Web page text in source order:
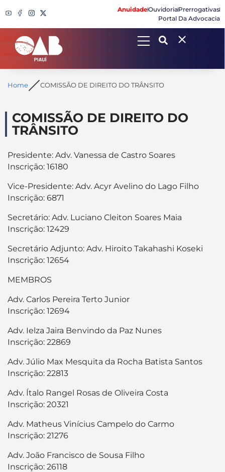
AnuidadeOuvidoriaPrerrogativas
Portal Da Advocacia
Search
Home COMISSÃO DE DIREITO DO TRÂNSITO
COMISSÃO DE DIREITO DO
TRÂNSITO
Presidente: Adv. Vanessa de Castro Soares
Inscrição: 16180
Vice-Presidente: Adv. Acyr Avelino do Lago Filho
Inscrição: 6871
Secretário: Adv. Luciano Cleiton Soares Maia
Inscrição: 12429
Secretário Adjunto: Adv. Hiroito Takahashi Koseki
Inscrição: 12654
MEMBROS
Adv. Carlos Pereira Terto Junior
Inscrição: 12694
Adv. Ielza Jaira Benvindo da Paz Nunes
Inscrição: 22869
Adv. Júlio Max Mesquita da Rocha Batista Santos
Inscrição: 22813
Adv. Ítalo Rangel Rosas de Oliveira Costa
Inscrição: 20321
Adv. Matheus Vinícius Campelo do Carmo
Inscrição: 21276
Adv. João Francisco de Sousa Filho
Inscrição: 26118